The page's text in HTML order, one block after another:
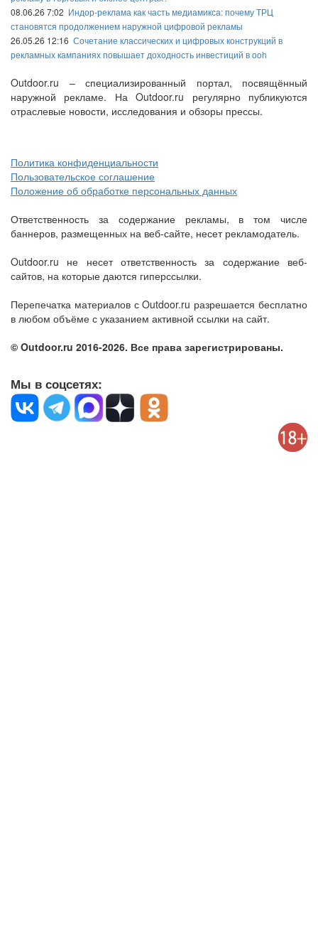
08.06.26 7:02 Индор-реклама как часть медиамикса: почему ТРЦ
становятся продолжением наружной цифровой рекламы
26.05.26 12:16 Сочетание классических и цифровых конструкций в
рекламных кампаниях повышает доходность инвестиций в ooh
Outdoor.ru – специализированный портал, посвящённый
наружной рекламе. На Outdoor.ru регулярно публикуются
отраслевые новости, исследования и обзоры прессы.
Политика конфиденциальности
Пользовательское соглашение
Положение об обработке персональных данных
Ответственность за содержание рекламы, в том числе
баннеров, размещенных на веб-сайте, несет рекламодатель.
Outdoor.ru не несет ответственность за содержание веб-
сайтов, на которые даются гиперссылки.
Перепечатка материалов с Outdoor.ru разрешается бесплатно
в любом объёме с указанием активной ссылки на сайт.
© Outdoor.ru 2016-2026. Все права зарегистрированы.
Мы в соцсетях: